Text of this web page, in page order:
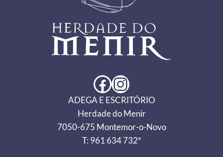
Facebook Instagram
ADEGA E ESCRITÓRIO
Herdade do Menir
7050-675 Montemor-o-Novo
T: 961 634 732*